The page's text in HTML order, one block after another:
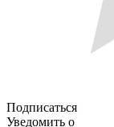
Подписаться
Уведомить о